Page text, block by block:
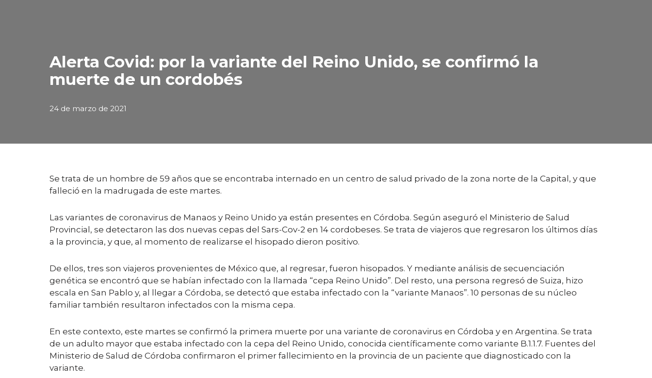
Alerta Covid: por la variante del Reino Unido, se confirmó la
muerte de un cordobés
24 de marzo de 2021
Se trata de un hombre de 59 años que se encontraba internado en un centro de salud privado de la zona norte de la Capital, y que
falleció en la madrugada de este martes.
Las variantes de coronavirus de Manaos y Reino Unido ya están presentes en Córdoba. Según aseguró el Ministerio de Salud
Provincial, se detectaron las dos nuevas cepas del Sars-Cov-2 en 14 cordobeses. Se trata de viajeros que regresaron los últimos días
a la provincia, y que, al momento de realizarse el hisopado dieron positivo.
De ellos, tres son viajeros provenientes de México que, al regresar, fueron hisopados. Y mediante análisis de secuenciación
genética se encontró que se habían infectado con la llamada “cepa Reino Unido”. Del resto, una persona regresó de Suiza, hizo
escala en San Pablo y, al llegar a Córdoba, se detectó que estaba infectado con la “variante Manaos”. 10 personas de su núcleo
familiar también resultaron infectados con la misma cepa.
En este contexto, este martes se confirmó la primera muerte por una variante de coronavirus en Córdoba y en Argentina. Se trata
de un adulto mayor que estaba infectado con la cepa del Reino Unido, conocida científicamente como variante B.1.1.7. Fuentes del
Ministerio de Salud de Córdoba confirmaron el primer fallecimiento en la provincia de un paciente que diagnosticado con la
variante.